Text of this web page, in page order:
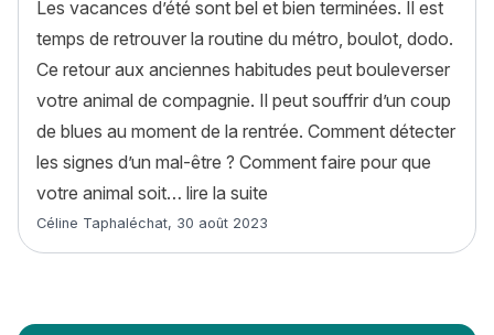
Les vacances d’été sont bel et bien terminées. Il est
temps de retrouver la routine du métro, boulot, dodo.
Ce retour aux anciennes habitudes peut bouleverser
votre animal de compagnie. Il peut souffrir d’un coup
de blues au moment de la rentrée. Comment détecter
les signes d’un mal-être ? Comment faire pour que
votre animal soit… lire la suite
Article rédigé par
Céline Taphaléchat, 30 août 2023